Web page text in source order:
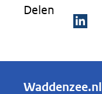
Delen
e
Waddenzee.nl